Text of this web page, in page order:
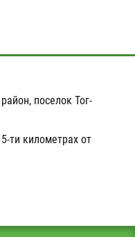
поселок Тог-
ти километрах от